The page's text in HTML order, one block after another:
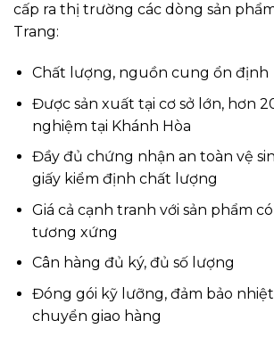
cấp ra thị trường các dòng sản
Trang:
Chất lượng, nguồn cung ổn định
Được sản xuất tại cơ sở lớn, hơn
nghiệm tại Khánh Hòa
Đầy đủ chứng nhận an toàn vệ
giấy kiểm định chất lượng
Giá cả cạnh tranh với sản phẩm
tương xứng
Cân hàng đủ ký, đủ số lượng
Đóng gói kỹ lưỡng, đảm bảo
chuyển giao hàng